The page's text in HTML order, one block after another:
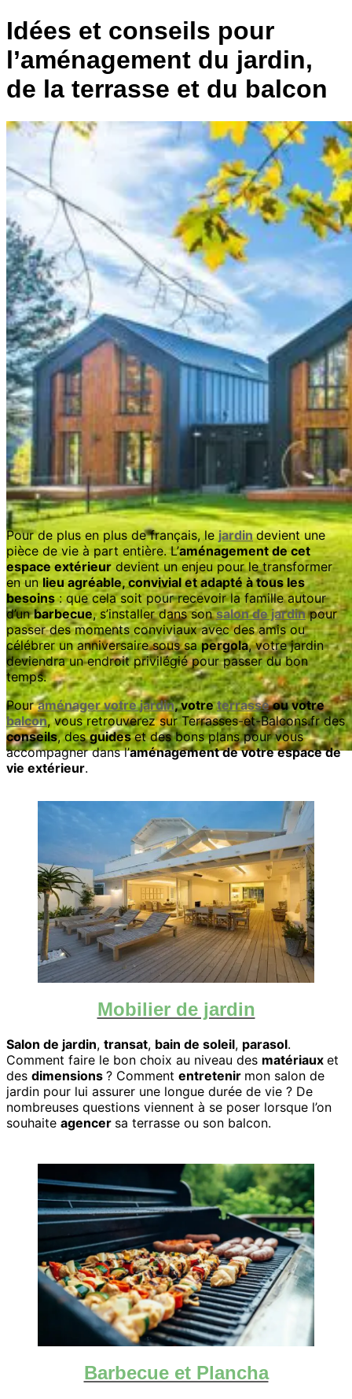
Idées et conseils pour
l’aménagement du jardin,
de la terrasse et du balcon
Pour de plus en plus de français, lejardin devient une
pièce de vie à part entière. L’aménagement de cet
espace extérieur devient un enjeu pour le transformer
en unlieu agréable, convivial et adapté à tous les
besoins: que cela soit pour recevoir la famille autour
d’unbarbecue, s’installer dans sonsalon de jardinpour
passer des moments conviviaux avec des amis ou
célébrer un anniversaire sous sapergola, votre jardin
deviendra un endroit privilégié pour passer du bon
temps.
Pouraménager votre jardin, votreterrasseou votre
balcon, vous retrouverez sur Terrasses-et-Balcons.fr des
conseils, desguideset des bons plans pour vous
accompagner dans l’aménagement de votre espace de
vie extérieur.
Mobilier de jardin
Salon de jardin, transat, bain de soleil, parasol.
Comment faire le bon choix au niveau des matériaux et
des dimensions ? Comment entretenir mon salon de
jardin pour lui assurer une longue durée de vie ? De
nombreuses questions viennent à se poser lorsque l’on
souhaite agencer sa terrasse ou son balcon.
Barbecue et Plancha